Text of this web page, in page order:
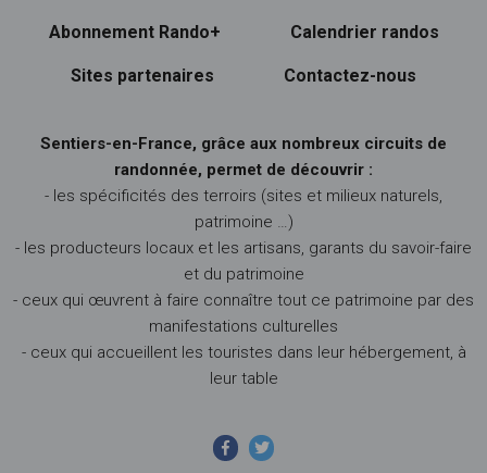
Abonnement Rando+ Calendrier randos
Sites partenaires Contactez-nous
Sentiers-en-France, grâce aux nombreux circuits de
randonnée, permet de découvrir :
- les spécificités des terroirs (sites et milieux naturels,
patrimoine …)
- les producteurs locaux et les artisans, garants du savoir-faire
et du patrimoine
- ceux qui œuvrent à faire connaître tout ce patrimoine par des
manifestations culturelles
- ceux qui accueillent les touristes dans leur hébergement, à
leur table